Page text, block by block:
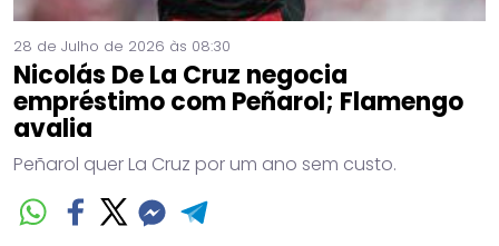
28 de Julho de 2026 às 08:30
Nicolás De La Cruz negocia
empréstimo com Peñarol; Flamengo
avalia
Peñarol quer La Cruz por um ano sem custo.